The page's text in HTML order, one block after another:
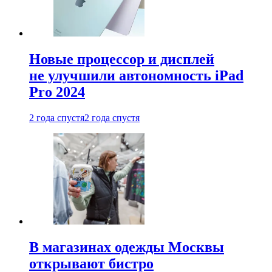
Новые процессор и дисплей
не улучшили автономность iPad
Pro 2024
2 года спустя2 года спустя
В магазинах одежды Москвы
открывают бистро